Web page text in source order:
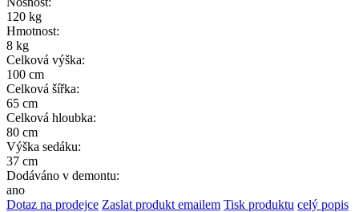
120 kg
Hmotnost:
8 kg
Celková výška:
100 cm
Celková šířka:
65 cm
Celková hloubka:
80 cm
Výška sedáku:
37 cm
Dodáváno v demontu:
ano
Dotaz na prodejce Zaslat produkt emailem Tisk produktu celý popis